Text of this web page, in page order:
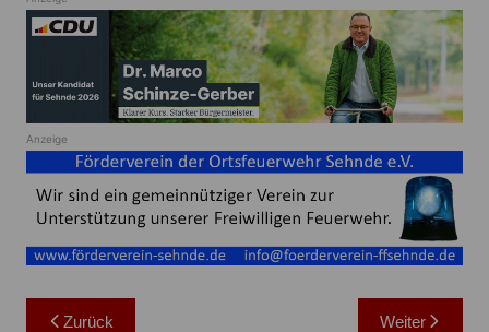
Anzeige
Beitragsnavigation
Zurück Weiter